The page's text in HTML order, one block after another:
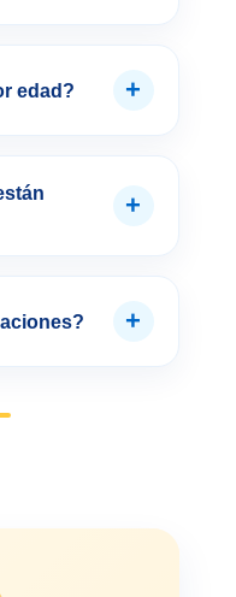
edad? +
+
+